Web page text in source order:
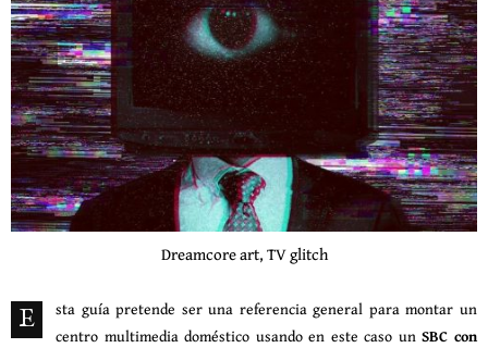
Dreamcore art, TV glitch
E
sta guía pretende ser una referencia general para montar un
centro multimedia doméstico usando en este caso unSBC con